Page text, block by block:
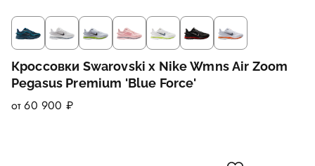
Кроссовки Swarovski x Nike Wmns Air Zoom
Pegasus Premium 'Blue Force'
от 60 900 ₽